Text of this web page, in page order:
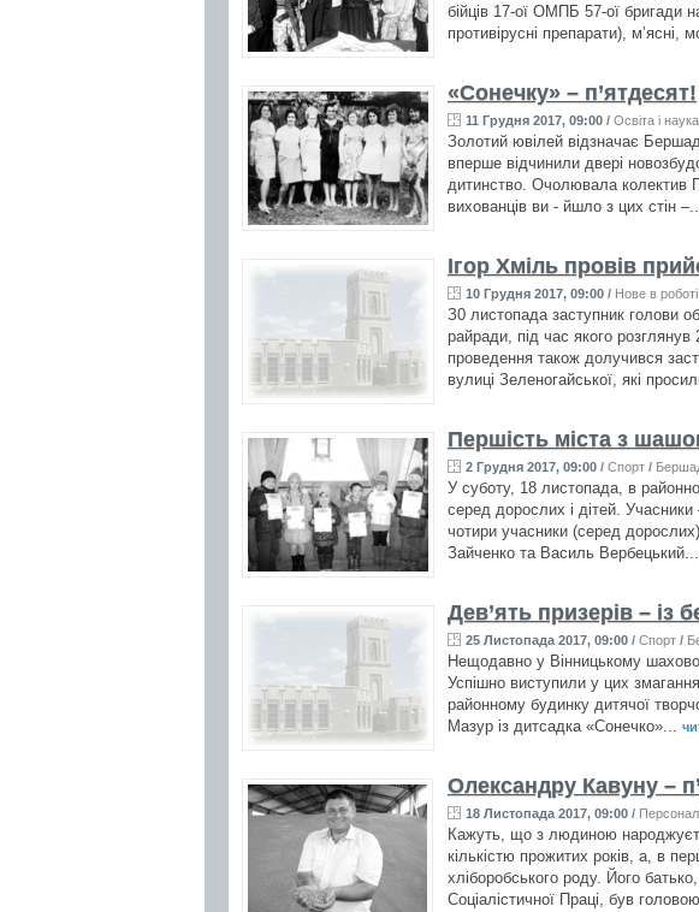
бійців 17-ої ОМПБ 57-ої бригади
противірусні препарати), м’ясні,
«Сонечку» – п’ятдесят!
11 Грудня 2017, 09:00 / Освіта і наука
Золотий ювілей відзначає
вперше відчинили двері
дитинство. Очолювала колектив
вихованців ви - йшло з цих стін
Ігор Хміль провів
10 Грудня 2017, 09:00 / Нове в роботі
З0 листопада заступник голови
райради, під час якого
проведення також долучився
вулиці Зеленогайської, які
Першість міста з
2 Грудня 2017, 09:00 / Спорт /
У суботу, 18 листопада, в
серед дорослих і дітей.
чотири учасники (серед
Зайченко та Василь
Дев’ять призерів – із
25 Листопада 2017, 09:00 / Спорт /
Нещодавно у Вінницькому
Успішно виступили у цих
районному будинку дитячої
Мазур із дитсадка «Сонечко»...
Олександру Кавуну –
18 Листопада 2017, 09:00 /
Кажуть, що з людиною
кількістю прожитих років, а, в
хліборобського роду. Його
Соціалістичної Праці, був